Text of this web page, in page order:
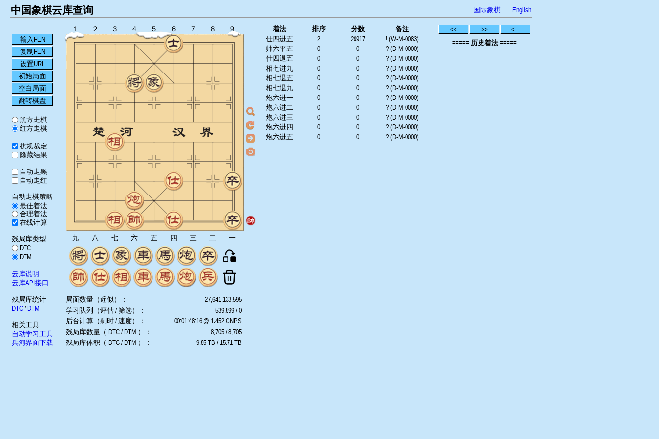
中国象棋云库查询 国际象棋 English
输入FEN
复制FEN
设置URL
初始局面
空白局面
翻转棋盘
黑方走棋
红方走棋
棋规裁定
隐藏结果
自动走黑
自动走红
自动走棋策略
最佳着法
合理着法
在线计算
残局库类型
DTC
DTM
云库说明
云库API接口
残局库统计
DTC/ DTM
相关工具
自动学习工具
兵河界面下载
１ ２ ３ ４ ５ ６ ７ ８ ９
九 八 七 六 五 四 三 二 一
局面数量（近似）：
27,641,133,595
学习队列（评估 / 筛选）：
539,899 / 0
后台计算（剩时 / 速度）：
00:01:48:16 @ 1.452 GNPS
残局库数量（ DTC / DTM ）：
8,705 / 8,705
残局库体积（ DTC / DTM ）：
9.85 TB / 15.71 TB
着法 排序 分数
备注
仕四进五
2 29917
! (W-M-0083)
帅六平五
0 0
? (D-M-0000)
仕四退五
0 0
? (D-M-0000)
相七进九
0 0
? (D-M-0000)
相七退五
0 0
? (D-M-0000)
相七退九
0 0
? (D-M-0000)
炮六进一
0 0
? (D-M-0000)
炮六进二
0 0
? (D-M-0000)
炮六进三
0 0
? (D-M-0000)
炮六进四
0 0
? (D-M-0000)
炮六进五
0 0 ? (D-M-0000)
<< >>
<--
===== 历史着法 =====